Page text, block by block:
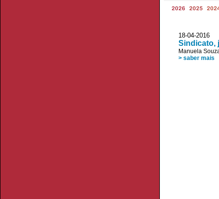
2026 2025
18-04-
Sindicato,
Manuela
> saber mais